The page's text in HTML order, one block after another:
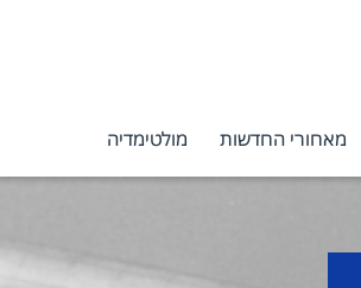
מאחורי החדשות מולטימדיה